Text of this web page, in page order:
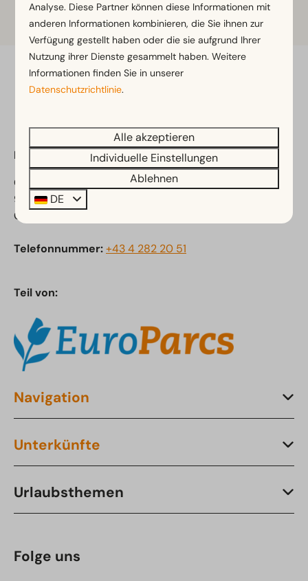
Mehr Reiseinformation
Sicher bezahlen
EuroParcs Hermagor-Nassfeld
Obervellach 15
9620 Obervellach
Österreich
Telefonnummer:+43 4 282 20 51
Teil von:
Navigation
Unterkünfte
Urlaubsthemen
Folge uns
Analyse. Diese Partner können diese Informationen mit
anderen Informationen kombinieren, die Sie ihnen zur
Verfügung gestellt haben oder die sie aufgrund Ihrer
Nutzung ihrer Dienste gesammelt haben. Weitere
Informationen finden Sie in unserer
Datenschutzrichtlinie.
Alle akzeptieren
Individuelle Einstellungen
Ablehnen
DE